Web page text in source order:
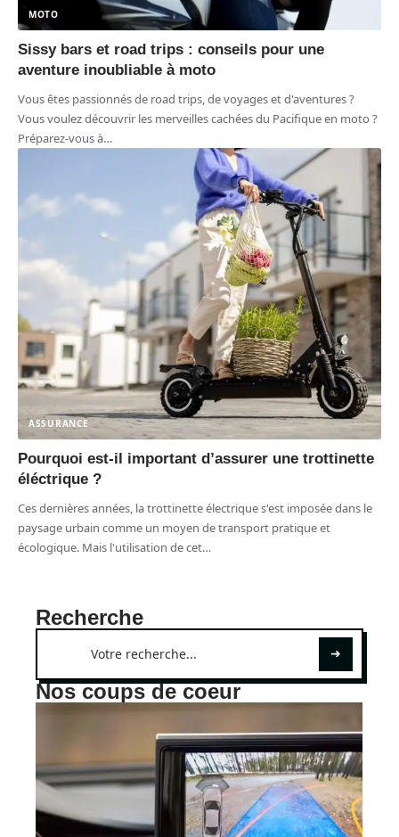
MOTO
Sissy bars et road trips : conseils pour une
aventure inoubliable à moto
Vous êtes passionnés de road trips, de voyages et d'aventures ?
Vous voulez découvrir les merveilles cachées du Pacifique en moto ?
Préparez-vous à…
ASSURANCE
Pourquoi est-il important d’assurer une trottinette
éléctrique ?
Ces dernières années, la trottinette électrique s'est imposée dans le
paysage urbain comme un moyen de transport pratique et
écologique. Mais l'utilisation de cet…
Recherche
Nos coups de coeur